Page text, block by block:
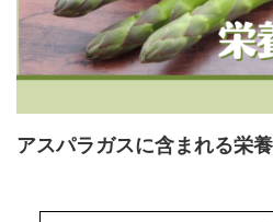
アスパラガスに含まれる栄